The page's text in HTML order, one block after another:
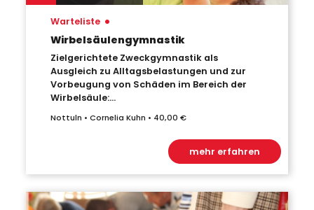
Wirbelsäulengymnastik
Zielgerichtete Zweckgymnastik als
Ausgleich zu Alltagsbelastungen und zur
Vorbeugung von Schäden im Bereich der
Wirbelsäule:...
Nottuln • Cornelia Kuhn • 40,00 €
Warteliste •
mehr erfahren